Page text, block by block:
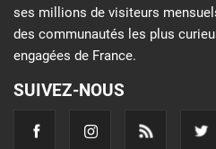
ses millions de visiteurs
des communautés les plus
engagées de France.
SUIVEZ-NOUS